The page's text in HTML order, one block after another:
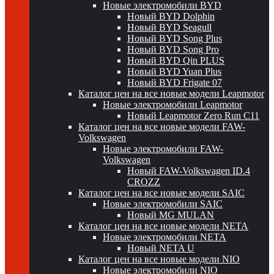
Новые электромобили BYD
Новый BYD Dolphin
Новый BYD Seagull
Новый BYD Song Plus
Новый BYD Song Pro
Новый BYD Qin PLUS
Новый BYD Yuan Plus
Новый BYD Frigate 07
Каталог цен на все новые модели Leapmotor
Новые электромобили Leapmotor
Новый Leapmotor Zero Run C11
Каталог цен на все новые модели FAW-
Volkswagen
Новые электромобили FAW-
Volkswagen
Новый FAW-Volkswagen ID.4
CROZZ
Каталог цен на все новые модели SAIC
Новые электромобили SAIC
Новый MG MULAN
Каталог цен на все новые модели NETA
Новые электромобили NETA
Новый NETA U
Каталог цен на все новые модели NIO
Новые электромобили NIO